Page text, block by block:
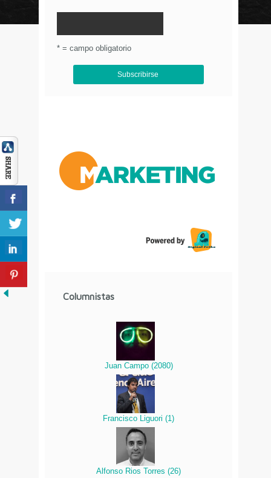
* = campo obligatorio
Columnistas
Juan Campo (2080)
Francisco Liguori (1)
Alfonso Rios Torres (26)
© Circulo Marketing 2016. Todos los derechos
reservados.
Aviso de Privacidad